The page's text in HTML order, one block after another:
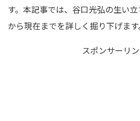
す。本記事では、谷口光弘の生い
から現在までを詳しく掘り下げます
スポンサーリ